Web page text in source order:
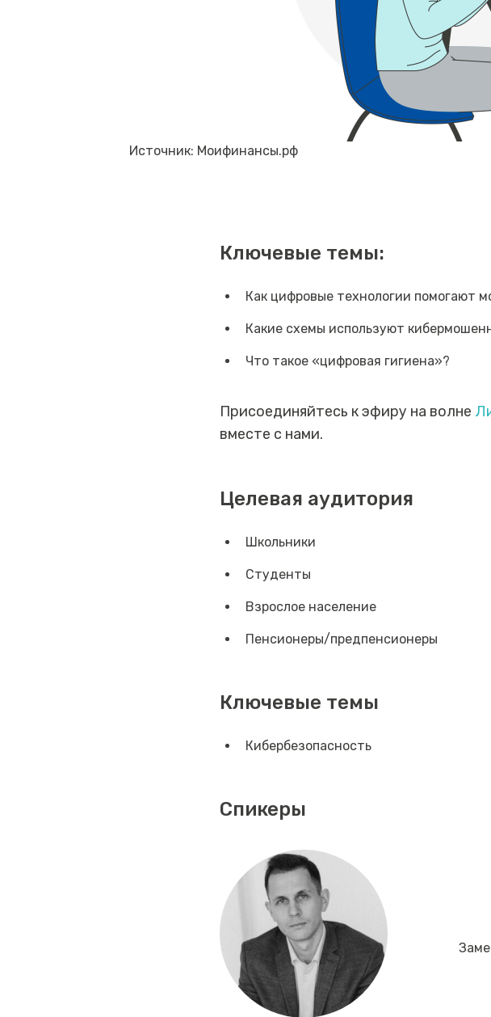
Источник: Моифинансы.рф
Ключевые темы:
Как цифровые технологии помогают
Какие схемы используют
Что такое «цифровая гигиена»?
Присоединяйтесь к эфиру на волне
вместе с нами.
Целевая аудитория
Школьники
Студенты
Взрослое население
Пенсионеры/предпенсионеры
Ключевые темы
Кибербезопасность
Спикеры